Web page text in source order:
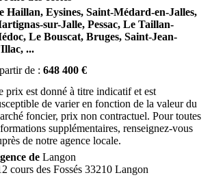
Haillan, Eysines, Saint-Médard-en-Jalles,
sur-Jalle, Pessac, Le Taillan-
Le Bouscat, Bruges, Saint-Jean-
...
de : 648 400 €
prix est donné à titre indicatif et est
de varier en fonction de la valeur du
foncier, prix non contractuel. Pour toutes
supplémentaires, renseignez-vous
de notre agence locale.
de Langon
cours des Fossés 33210 Langon